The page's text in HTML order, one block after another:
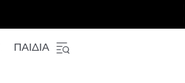
ΠΑΙΔΙΑ